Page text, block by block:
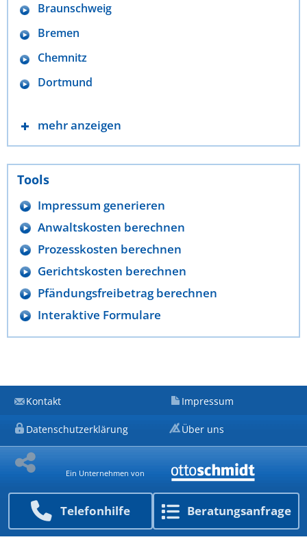
Telefon­hilfe Beratungs­anfrage
Braunschweig
Bremen
Chemnitz
Dortmund
mehr anzeigen
Tools
Impressum generieren
Anwaltskosten berechnen
Prozesskosten berechnen
Gerichtskosten berechnen
Pfändungsfreibetrag berechnen
Interaktive Formulare
Kontakt Impressum
Datenschutzerklärung Über uns
Ein Unternehmen von